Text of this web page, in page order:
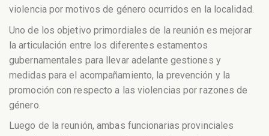
violencia por motivos de género ocurridos en la localidad.
Uno de los objetivo primordiales de la reunión es mejorar
la articulación entre los diferentes estamentos
gubernamentales para llevar adelante gestiones y
medidas para el acompañamiento, la prevención y la
promoción con respecto a las violencias por razones de
género.
Luego de la reunión, ambas funcionarias provinciales